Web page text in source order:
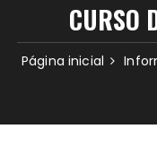
CURSO
Página inicial